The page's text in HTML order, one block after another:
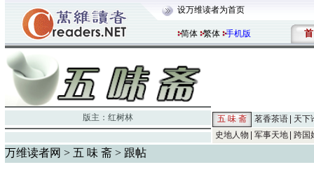
设万维读者为首页
简体 繁体 手机版 首
版主： 红树林 五 味 斋 茗香茶语
天下
史地人物
军事天地 跨国
万维读者网 > 五 味 斋 > 跟帖